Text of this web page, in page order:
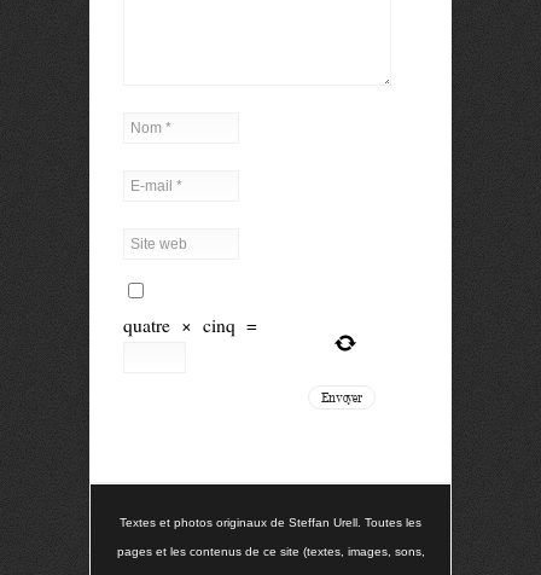
quatre × cinq =
Textes et photos originaux de Steffan Urell. Toutes les
pages et les contenus de ce site (textes, images, sons,